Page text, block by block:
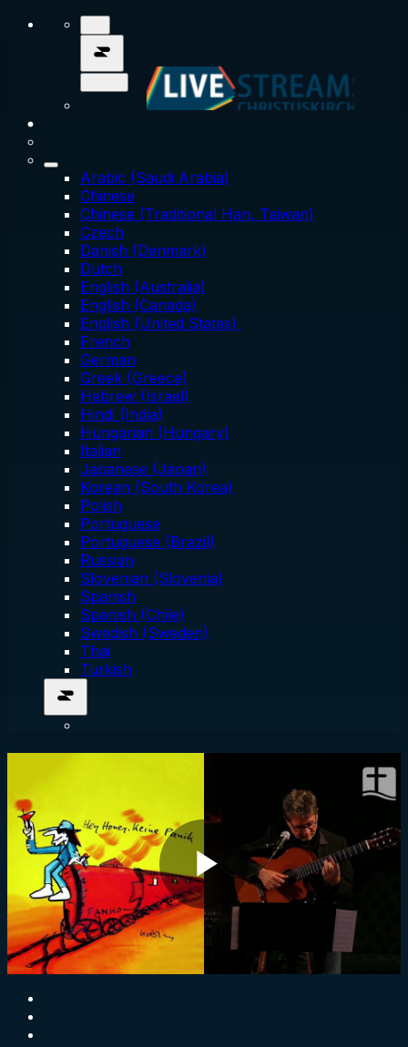
Arabic (Saudi Arabia)
Chinese
Chinese (Traditional Han, Taiwan)
Czech
Danish (Denmark)
Dutch
English (Australia)
English (Canada)
English (United States)
French
German
Greek (Greece)
Hebrew (Israel)
Hindi (India)
Hungarian (Hungary)
Italian
Japanese (Japan)
Korean (South Korea)
Polish
Portuguese
Portuguese (Brazil)
Russian
Slovenian (Slovenia)
Spanish
Spanish (Chile)
Swedish (Sweden)
Thai
Turkish
Play